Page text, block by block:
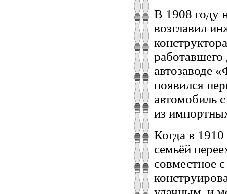
В 1908 году
возглавил
работавшего
автозаводе
появился
автомобиль
из
Когда в
семьёй
совместное